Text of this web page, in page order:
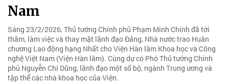
Nam
Sáng 23/2/2026, Thủ tướng Chính phủ Phạm Minh Chính đã tới
thăm, làm việc và thay mặt lãnh đạo Đảng, Nhà nước trao Huân
chương Lao động hạng Nhất cho Viện Hàn lâm Khoa học và Công
nghệ Việt Nam (Viện Hàn lâm). Cùng dự có Phó Thủ tướng Chính
phủ Nguyễn Chí Dũng, lãnh đạo một số bộ, ngành Trung ương và
tập thể các nhà khoa học của Viện.